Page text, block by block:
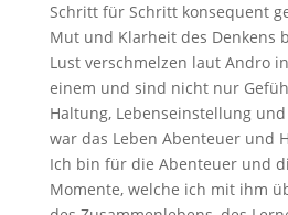
Schritt für Schritt konsequent
Mut und Klarheit des Denkens
Lust verschmelzen laut Andro
einem und sind nicht nur
Haltung, Lebenseinstellung
war das Leben Abenteuer und
Ich bin für die Abenteuer und
Momente, welche ich mit ihm